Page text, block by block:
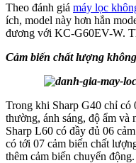
Theo đánh giá máy lọc
ích, model này hơn hẳn
đương với KC-G60EV-W.
Cảm biến chất lượng
Trong khi Sharp G40 chỉ có
thường, ánh sáng, độ ẩm và
Sharp L60 có đầy đủ 06
có tới 07 cảm biến chất
thêm cảm biến chuyển động.